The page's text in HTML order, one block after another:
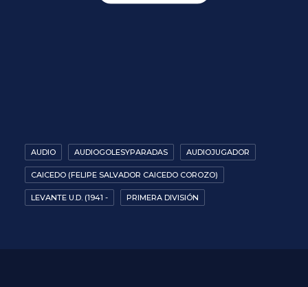
AUDIO AUDIOGOLESYPARADAS AUDIOJUGADOR
CAICEDO (FELIPE SALVADOR CAICEDO COROZO)
LEVANTE U.D. (1941 - PRIMERA DIVISIÓN